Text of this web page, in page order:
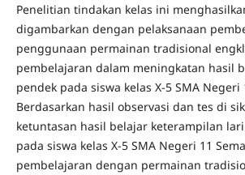
Penelitian tindakan kelas ini
digambarkan dengan pelaksanaan
penggunaan permainan tradisional
pembelajaran dalam meningkatan hasil
pendek pada siswa kelas X-5 SMA Negeri
Berdasarkan hasil observasi dan tes di
ketuntasan hasil belajar keterampilan
pada siswa kelas X-5 SMA Negeri 11
pembelajaran dengan permainan